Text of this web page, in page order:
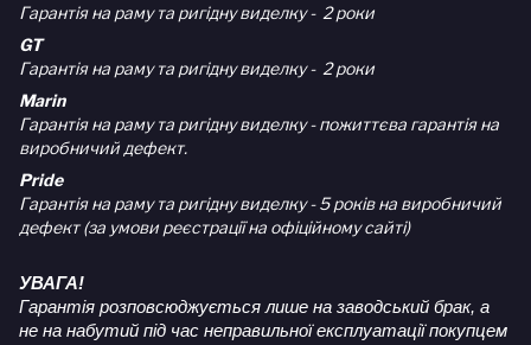
Гарантія на раму та ригідну виделку - 2 роки
GT
Гарантія на раму та ригідну виделку - 2 роки
Marin
Гарантія на раму та ригідну виделку - пожиттєва гарантія на
виробничий дефект.
Pride
Гарантія на раму та ригідну виделку - 5 років на виробничий
дефект (за умови реєстрації на офіційному сайті)
УВАГА!
Гарантія розповсюджується лише на заводський брак, а
не на набутий під час неправильної експлуатації покупцем